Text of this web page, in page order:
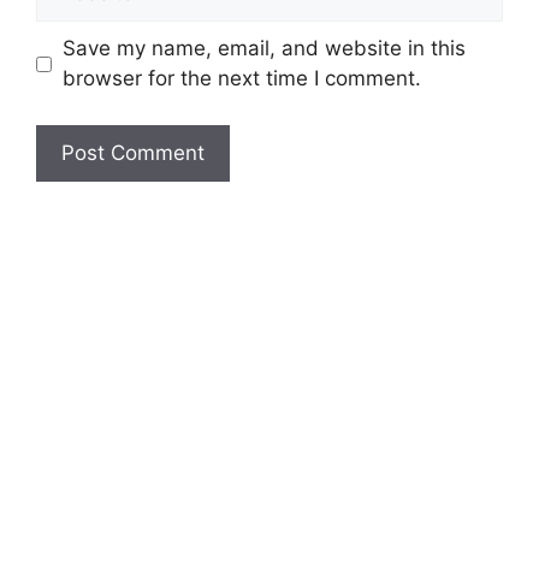
Save my name, email, and website in this
browser for the next time I comment.